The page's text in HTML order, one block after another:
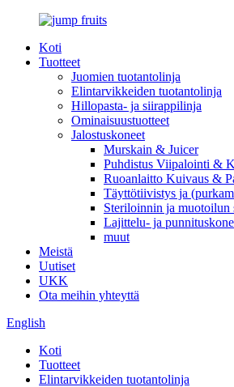
Koti
Tuotteet
Juomien tuotantolinja
Elintarvikkeiden tuotantolinja
Hillopasta- ja siirappilinja
Ominaisuustuotteet
Jalostuskoneet
Murskain & Juicer
Puhdistus Viipalointi &
Ruoanlaitto Kuivaus &
Täyttötiivistys ja
Steriloinnin ja muotoilun
Lajittelu- ja punnituskone
muut
Meistä
Uutiset
UKK
Ota meihin yhteyttä
English
Koti
Tuotteet
Elintarvikkeiden tuotantolinja